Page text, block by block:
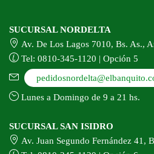
SUCURSAL NORDELTA
Av. De Los Lagos 7010, Bs. As.,
Tel: 0810-345-1120 | Opción 5
Lunes a Domingo de 9 a 21 hs.
SUCURSAL SAN ISIDRO
Av. Juan Segundo Fernández 41,